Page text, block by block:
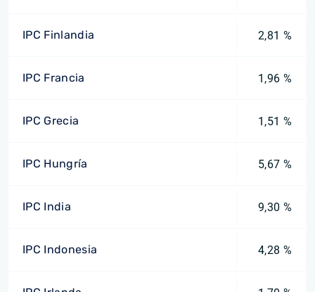
IPC Finlandia 2,81 %
IPC Francia 1,96 %
IPC Grecia 1,51 %
IPC Hungría 5,67 %
IPC India 9,30 %
IPC Indonesia 4,28 %